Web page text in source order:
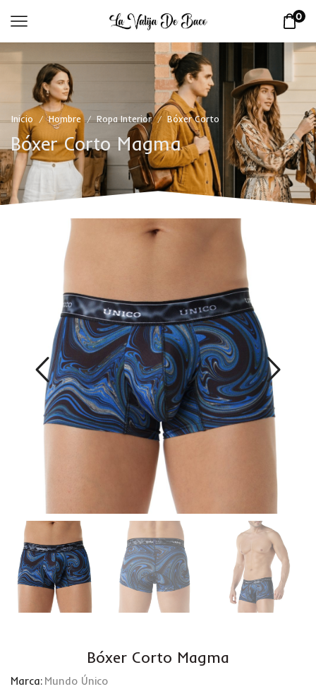
0
Inicio / Hombre / Ropa Interior / Bóxer Corto
Bóxer Corto Magma
Bóxer Corto Magma
Marca: Mundo Único